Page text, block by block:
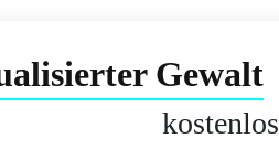
Gewalt
kostenlos